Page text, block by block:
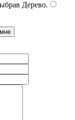
Дерево.